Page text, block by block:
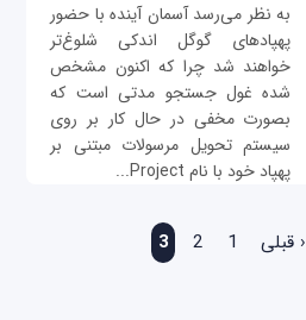
به نظر می‌رسد آسمان آینده با حضور
پهپادهای گوگل اندکی شلوغ‌تر
خواهند شد چرا که اکنون مشخص
شده غول جستجو مدتی است که
بصورت مخفی در حال کار بر روی
سیستم تحویل مرسولات مبتنی بر
پهپاد خود با نام Project...
‹ قبلی 1
2
3